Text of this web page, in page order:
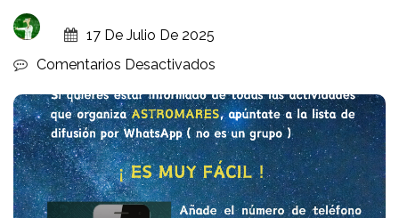
17 De Julio De 2025
Comentarios Desactivados
De
Difusión
ASTROMARES.